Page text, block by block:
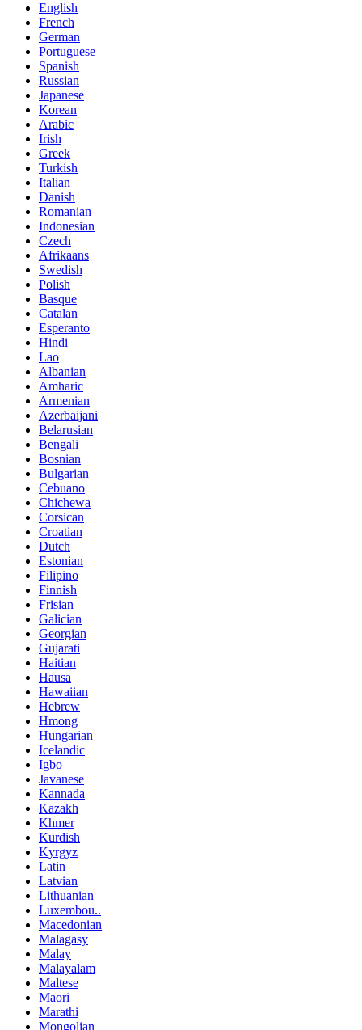
English
French
German
Portuguese
Spanish
Russian
Japanese
Korean
Arabic
Irish
Greek
Turkish
Italian
Danish
Romanian
Indonesian
Czech
Afrikaans
Swedish
Polish
Basque
Catalan
Esperanto
Hindi
Lao
Albanian
Amharic
Armenian
Azerbaijani
Belarusian
Bengali
Bosnian
Bulgarian
Cebuano
Chichewa
Corsican
Croatian
Dutch
Estonian
Filipino
Finnish
Frisian
Galician
Georgian
Gujarati
Haitian
Hausa
Hawaiian
Hebrew
Hmong
Hungarian
Icelandic
Igbo
Javanese
Kannada
Kazakh
Khmer
Kurdish
Kyrgyz
Latin
Latvian
Lithuanian
Luxembou..
Macedonian
Malagasy
Malay
Malayalam
Maltese
Maori
Marathi
Mongolian